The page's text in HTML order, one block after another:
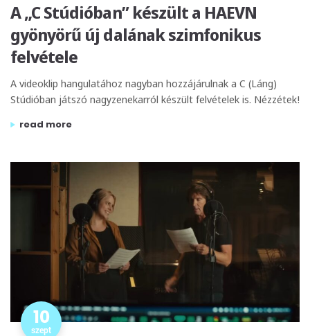
A „C Stúdióban” készült a HAEVN
gyönyörű új dalának szimfonikus
felvétele
A videoklip hangulatához nagyban hozzájárulnak a C (Láng)
Stúdióban játszó nagyzenekarról készült felvételek is. Nézzétek!
read more
„a „c stúdióban” készült a haevn gyönyörű új dalának
10
szept